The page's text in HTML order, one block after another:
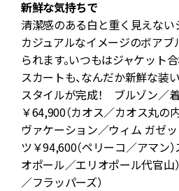
新鮮な気持ちで
清潔感のある白と重く見えない
カジュアルなイメージのボア
られます。いつもはジャケット
スカートも、なんだか新鮮な装
スタイルが完成！ ブルゾン／
￥64,900（カオス／カオス丸の
ヴァケーション／ウィム ガゼッ
ツ￥94,600（ペリーコ／アマン
オポール／エリオポール代官山
／フラッパーズ）